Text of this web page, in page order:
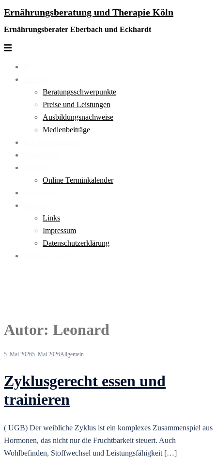
Zum
Ernährungsberatung und Therapie Köln
Ernährungsberater Eberbach und Eckhardt
Menü
Beratungsschwerpunkte
Preise und Leistungen
Ausbildungsnachweise
Medienbeiträge
Online Terminkalender
Links
Impressum
Datenschutzerklärung
Autor: Leonard
5. Mai 20265. Mai 2026Allgemein
Zyklusgerecht essen und
trainieren
( UGB) Der weibliche Zyklus ist ein komplexes Zusammenspiel aus
Hormonen, das nicht nur die Fruchtbarkeit steuert. Auch
Wohlbefinden, Stoffwechsel und Leistungsfähigkeit […]